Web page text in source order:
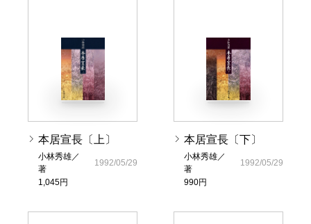
本居宣長〔上〕
小林秀雄／
著
1,045円
1992/05/29
本居宣長〔下〕
小林秀雄／
著
990円
1992/05/29